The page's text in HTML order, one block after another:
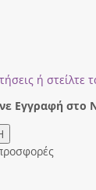
ή στείλτε
Eγγραφή στο